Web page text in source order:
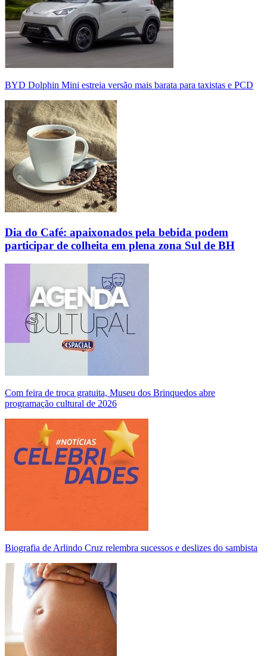
BYD Dolphin Mini estreia versão mais barata para taxistas e PCD
Dia do Café: apaixonados pela bebida podem
participar de colheita em plena zona Sul de BH
Com feira de troca gratuita, Museu dos Brinquedos abre
programação cultural de 2026
Biografia de Arlindo Cruz relembra sucessos e deslizes do sambista